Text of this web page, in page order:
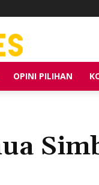
OPINI PILIHAN